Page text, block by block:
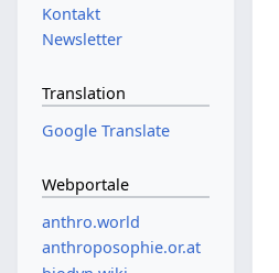
Kontakt
Newsletter
Translation
Google Translate
Webportale
anthro.world
anthroposophie.or.at